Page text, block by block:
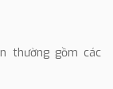
thường gồm các